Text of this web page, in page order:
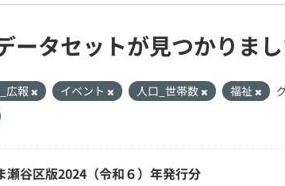
ータセットが見つかりま
広報 イベント 人口_世帯数 福祉
瀬谷区版2024（令和６）年発行分